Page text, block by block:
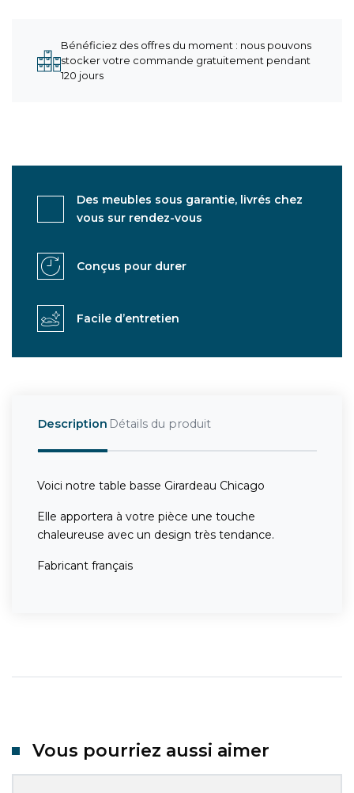
Bénéficiez des offres du moment : nous pouvons
stocker votre commande gratuitement pendant
120 jours
Des meubles sous garantie, livrés chez
vous sur rendez-vous
Conçus pour durer
Facile d’entretien
Description Détails du produit
Voici notre table basse Girardeau Chicago
Elle apportera à votre pièce une touche
chaleureuse avec un design très tendance.
Fabricant français
Vous pourriez aussi aimer